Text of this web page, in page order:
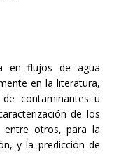
en flujos de agua
en la literatura,
contaminantes u
de los
entre otros, para la
y la predicción de